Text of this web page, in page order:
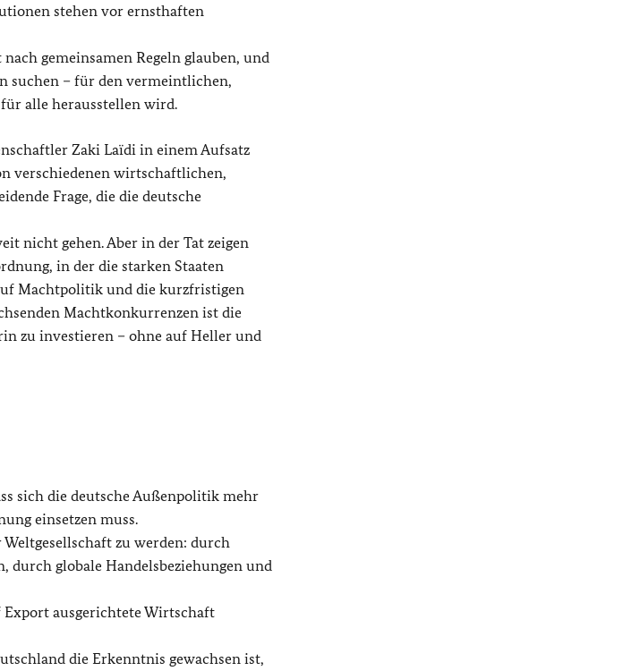
stehen vor ernsthaften
gemeinsamen Regeln glauben, und
suchen – für den vermeintlichen,
alle herausstellen wird.
Zaki Laïdi in einem Aufsatz
verschiedenen wirtschaftlichen,
Frage, die die deutsche
nicht gehen. Aber in der Tat zeigen
in der die starken Staaten
Machtpolitik und die kurzfristigen
Machtkonkurrenzen ist die
zu investieren – ohne auf Heller und
sich die deutsche Außenpolitik mehr
einsetzen muss.
zu werden: durch
globale Handelsbeziehungen und
ausgerichtete Wirtschaft
die Erkenntnis gewachsen ist,